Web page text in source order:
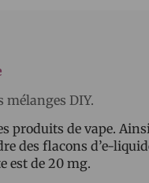
mélanges DIY.
produits de vape.
des flacons d’e-
est de 20 mg.